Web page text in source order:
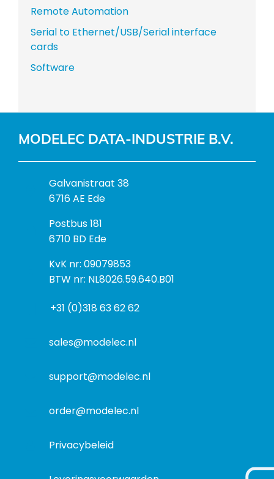
Remote Automation
Serial to Ethernet/USB/Serial interface
cards
Software
MODELEC DATA-INDUSTRIE B.V.
B
e
o
e
k
a
r
Galvanistraat 38
6716 AE Ede
P
o
t
a
s
Postbus 181
6710 BD Ede
I
n
o
m
KvK nr: 09079853
BTW nr: NL8026.59.640.B01
+31 (0)318 63 62 62
sales@modelec.nl
support@modelec.nl
order@modelec.nl
Privacybeleid